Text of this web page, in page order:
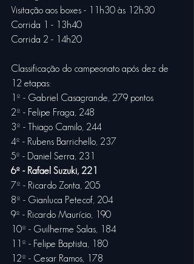
Visitação aos boxes - 11h30 às 12h30
Corrida 1 - 13h40
Corrida 2 - 14h20
Classificação do campeonato após dez de
12 etapas:
1º - Gabriel Casagrande, 279 pontos
2º - Felipe Fraga, 248
3º - Thiago Camilo, 244
4º - Rubens Barrichello, 237
5º - Daniel Serra, 231
6º - Rafael Suzuki, 221
7º - Ricardo Zonta, 205
8º - Gianluca Petecof, 204
9º - Ricardo Maurício, 190
10º - Guilherme Salas, 184
11º - Felipe Baptista, 180
12º - Cesar Ramos, 178